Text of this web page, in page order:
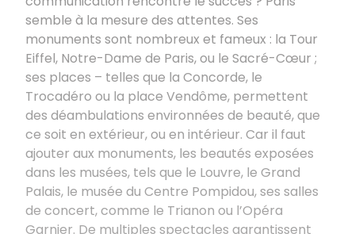
semble à la mesure des attentes. Ses
monuments sont nombreux et fameux : la Tour
Eiffel, Notre-Dame de Paris, ou le Sacré-Cœur ;
ses places – telles que la Concorde, le
Trocadéro ou la place Vendôme, permettent
des déambulations environnées de beauté, que
ce soit en extérieur, ou en intérieur. Car il faut
ajouter aux monuments, les beautés exposées
dans les musées, tels que le Louvre, le Grand
Palais, le musée du Centre Pompidou, ses salles
de concert, comme le Trianon ou l’Opéra
Garnier. De multiples spectacles garantissent